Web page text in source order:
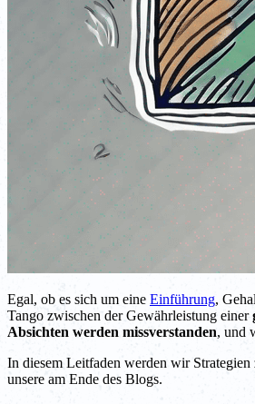
Egal, ob es sich um eine Einführung,
Tango zwischen der Gewährleistung einer
Absichten werden missverstanden, und
In diesem Leitfaden werden wir
unsere am Ende des Blogs.